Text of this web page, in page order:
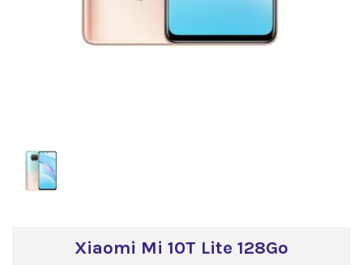
Xiaomi Mi 10T Lite 128Go